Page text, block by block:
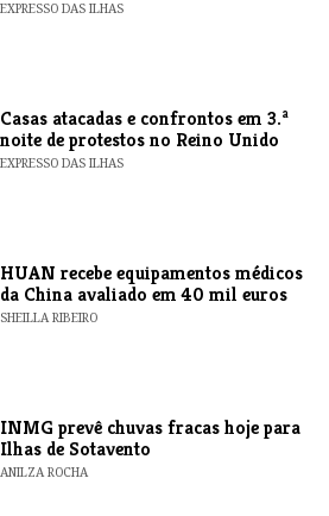
EXPRESSO DAS ILHAS
Casas atacadas e confrontos em 3.ª
noite de protestos no Reino Unido
EXPRESSO DAS ILHAS
HUAN recebe equipamentos médicos
da China avaliado em 40 mil euros
SHEILLA RIBEIRO
INMG prevê chuvas fracas hoje para
Ilhas de Sotavento
ANILZA ROCHA